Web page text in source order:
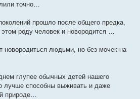
точно…
прошло после общего предка,
роду человек и новородится …
новородиться людьми, но без мочек на
глупее обычных детей нашего
лучше способны выживать и даже
природе…